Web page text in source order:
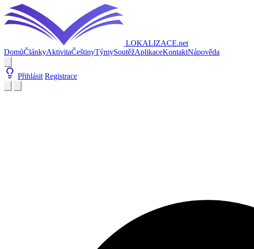
LOKALIZACE.net
DomůČlánkyAktivitaČeštinyTýmySoutěžAplikaceKontaktNápověda
Přihlásit Registrace